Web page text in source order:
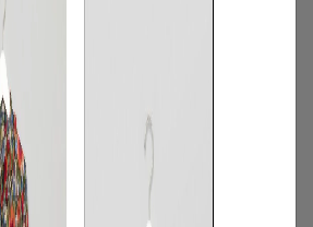
コーディネート アイテム
【甘シャツ・ブラウス100選】大人可愛い
夏コーデにおすすめ！映えトップスを厳
選